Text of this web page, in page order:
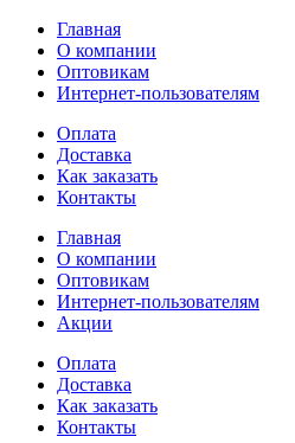
Главная
О компании
Оптовикам
Интернет-пользователям
Оплата
Доставка
Как заказать
Контакты
Главная
О компании
Оптовикам
Интернет-пользователям
Акции
Оплата
Доставка
Как заказать
Контакты